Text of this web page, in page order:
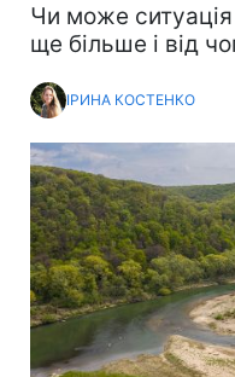
Чи може ситуація
ще більше і від
ІРИНА КОСТЕНКО